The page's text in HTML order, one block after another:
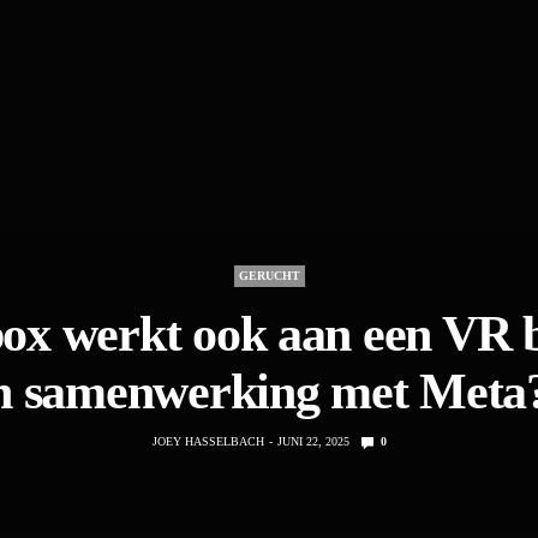
GERUCHT
werkt ook aan een VR
samenwerking met
JOEY HASSELBACH JUNI 22, 2025 0